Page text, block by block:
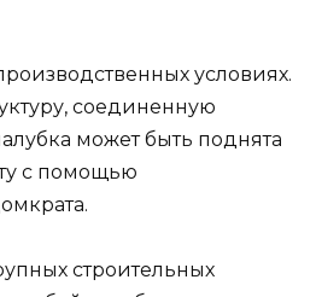
условиях.
соединенную
может быть поднята
с помощью
строительных